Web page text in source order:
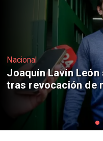
Nacional
Chile y
de